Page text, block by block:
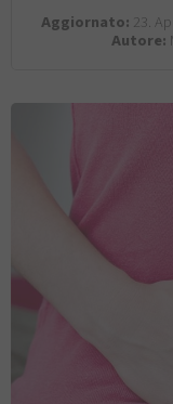
Aggiornato: 23.
Autore: